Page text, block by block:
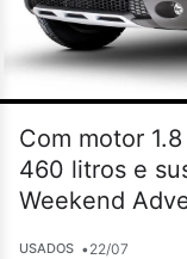
Com motor
460 litros e
Weekend
USADOS •22/07